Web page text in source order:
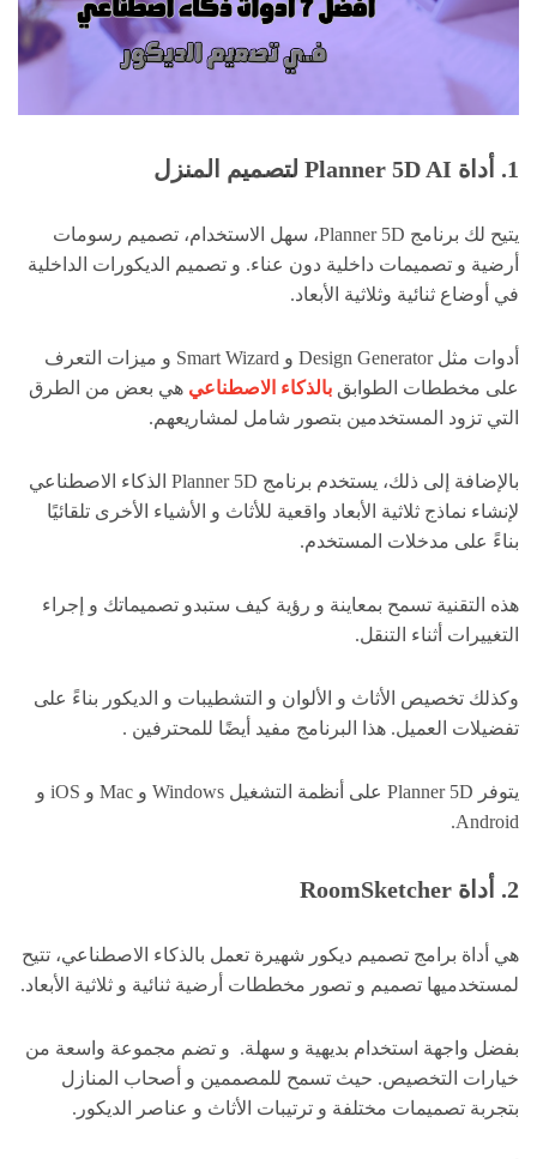
1. أداة Planner 5D AI لتصميم المنزل
يتيح لك برنامج Planner 5D، سهل الاستخدام، تصميم رسومات
أرضية و تصميمات داخلية دون عناء. و تصميم الديكورات الداخلية
في أوضاع ثنائية وثلاثية الأبعاد.
أدوات مثل Design Generator و Smart Wizard و ميزات التعرف
على مخططات الطوابق بالذكاء الاصطناعي هي بعض من الطرق
التي تزود المستخدمين بتصور شامل لمشاريعهم.
بالإضافة إلى ذلك، يستخدم برنامج Planner 5D الذكاء الاصطناعي
لإنشاء نماذج ثلاثية الأبعاد واقعية للأثاث و الأشياء الأخرى تلقائيًا
بناءً على مدخلات المستخدم.
هذه التقنية تسمح بمعاينة و رؤية كيف ستبدو تصميماتك و إجراء
التغييرات أثناء التنقل.
وكذلك تخصيص الأثاث و الألوان و التشطيبات و الديكور بناءً على
تفضيلات العميل. هذا البرنامج مفيد أيضًا للمحترفين .
يتوفر Planner 5D على أنظمة التشغيل Windows و Mac و iOS و
Android.
2. أداة RoomSketcher
هي أداة برامج تصميم ديكور شهيرة تعمل بالذكاء الاصطناعي، تتيح
لمستخدميها تصميم و تصور مخططات أرضية ثنائية و ثلاثية الأبعاد.
بفضل واجهة استخدام بديهية و سهلة. و تضم مجموعة واسعة من
خيارات التخصيص. حيث تسمح للمصممين و أصحاب المنازل
بتجربة تصميمات مختلفة و ترتيبات الأثاث و عناصر الديكور.